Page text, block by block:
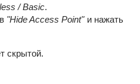
/ Basic.
"Hide Access Point"и нажать
скрытой.